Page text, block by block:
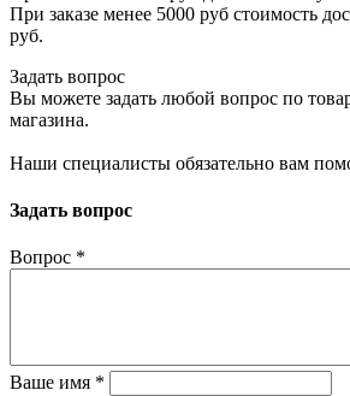
При заказе менее 5000 руб стоимость
руб.
Задать вопрос
Вы можете задать любой вопрос по
магазина.
Наши специалисты обязательно вам
Задать вопрос
Вопрос *
Ваше имя *